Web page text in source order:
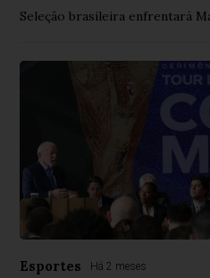
Seleção brasileira enfrentará
Esportes Há 2 meses